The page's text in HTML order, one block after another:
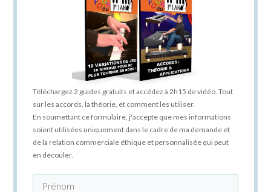
Téléchargez 2 guides gratuits et accédez à 2h15 de vidéo. Tout
sur les accords, la théorie, et comment les utiliser.
En soumettant ce formulaire, j'accepte que mes informations
soient utilisées uniquement dans le cadre de ma demande et
de la relation commerciale éthique et personnalisée qui peut
en découler.